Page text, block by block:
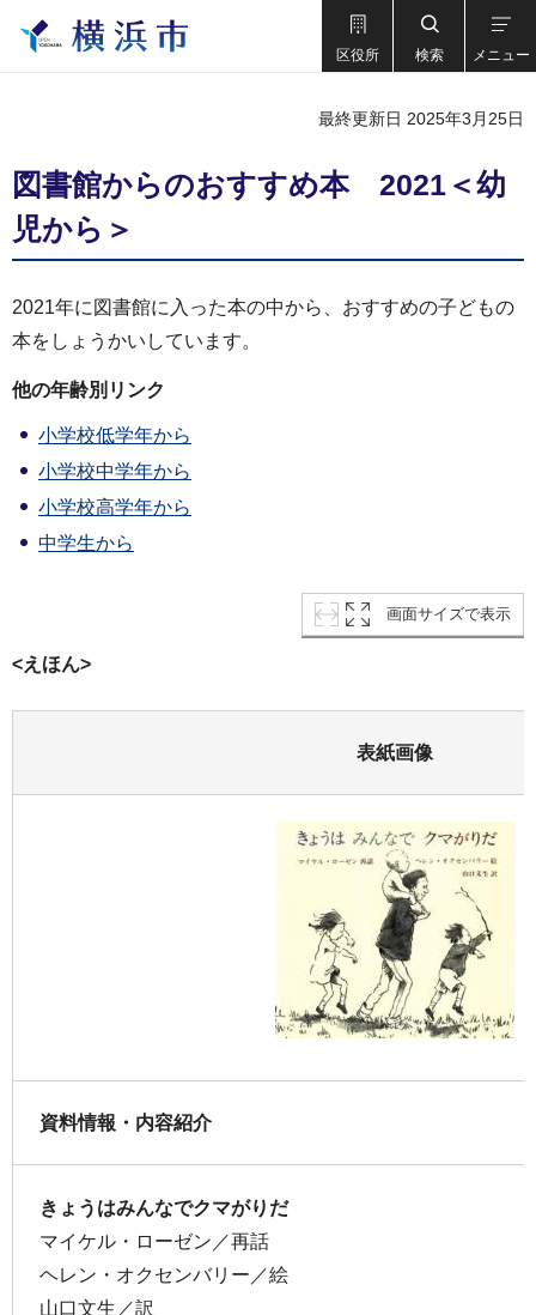
区役所 検索 メニュー
最終更新日 2025年3月25日
図書館からのおすすめ本 2021＜幼
児から＞
2021年に図書館に入った本の中から、おすすめの子どもの
本をしょうかいしています。
他の年齢別リンク
小学校低学年から
小学校中学年から
小学校高学年から
中学生から
画面サイズで表示
<えほん>
表紙画像
資料情報・内容紹介
きょうはみんなでクマがりだ
マイケル・ローゼン／再話
ヘレン・オクセンバリー／絵
山口文生／訳